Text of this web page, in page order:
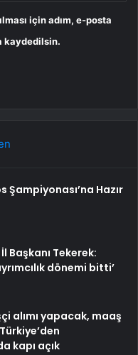
için adım, e-posta
kaydedilsin.
Hazır
Başkanı Tekerek:
dönemi bitti’
alımı yapacak, maaş
kapı açık